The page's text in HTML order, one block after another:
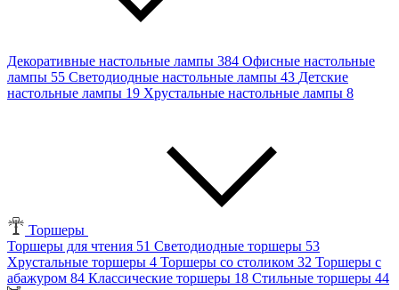
Декоративные настольные лампы 384 Офисные настольные
лампы 55 Светодиодные настольные лампы 43 Детские
настольные лампы 19 Хрустальные настольные лампы 8
Торшеры
Торшеры для чтения 51 Светодиодные торшеры 53
Хрустальные торшеры 4 Торшеры со столиком 32 Торшеры с
абажуром 84 Классические торшеры 18 Стильные торшеры 44